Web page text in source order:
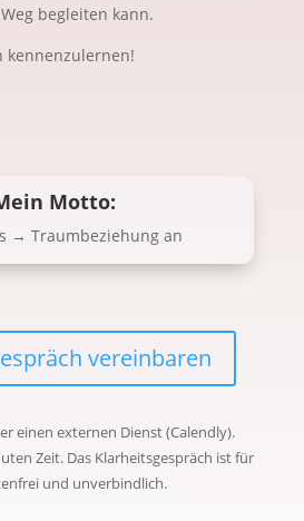
begleiten kann.
kennenzulernen!
Motto:
→ Traumbeziehung an
vereinbaren
einen externen Dienst (Calendly).
Zeit. Das Klarheitsgespräch ist für
und unverbindlich.